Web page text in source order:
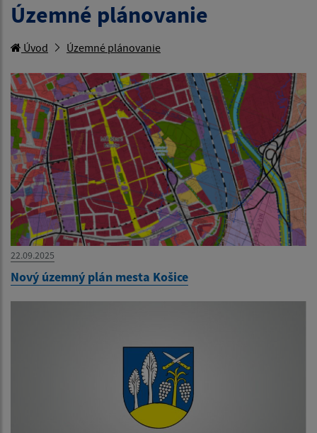
Územné plánovanie
Úvod Územné plánovanie
22.09.2025
Nový územný plán mesta Košice